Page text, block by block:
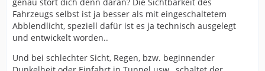
Fahrzeugs selbst ist ja besser als mit eingeschaltetem
Abblendlicht, speziell dafür ist es ja technisch ausgelegt
und entwickelt worden..
Und bei schlechter Sicht, Regen, bzw. beginnender